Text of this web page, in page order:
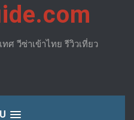
ศ วีซ่าเข้าไทย รีวิวเที่ยว